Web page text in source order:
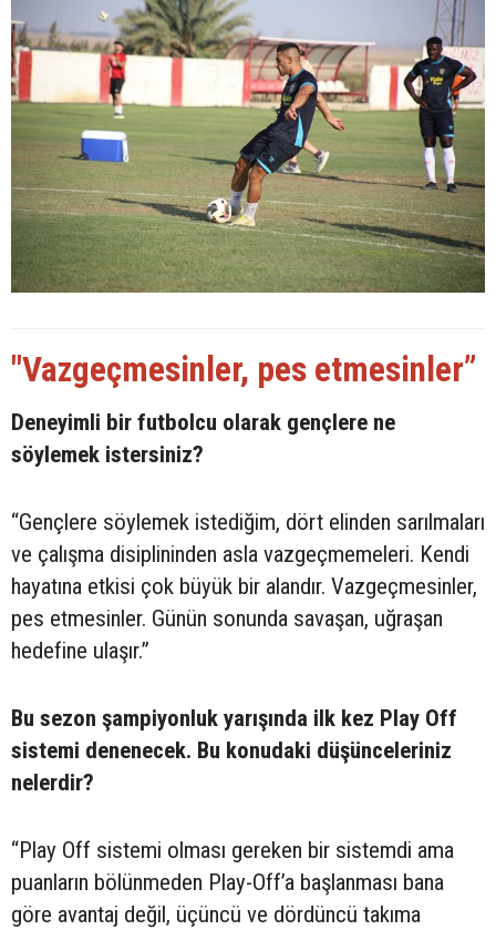
"Vazgeçmesinler, pes etmesinler”
Deneyimli bir futbolcu olarak gençlere ne
söylemek istersiniz?
“Gençlere söylemek istediğim, dört elinden sarılmaları
ve çalışma disiplininden asla vazgeçmemeleri. Kendi
hayatına etkisi çok büyük bir alandır. Vazgeçmesinler,
pes etmesinler. Günün sonunda savaşan, uğraşan
hedefine ulaşır.”
Bu sezon şampiyonluk yarışında ilk kez Play Off
sistemi denenecek. Bu konudaki düşünceleriniz
nelerdir?
“Play Off sistemi olması gereken bir sistemdi ama
puanların bölünmeden Play-Off’a başlanması bana
göre avantaj değil, üçüncü ve dördüncü takıma